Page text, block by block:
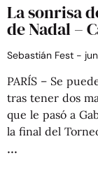
La sonrisa
de Nadal –
Sebastián Fest
PARÍS – Se
tras tener dos
que le pasó a
la final del